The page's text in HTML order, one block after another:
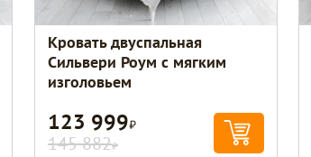
Кровать двуспальная
Сильвери Роум с мягким
изголовьем
123 999Р
145 882Р